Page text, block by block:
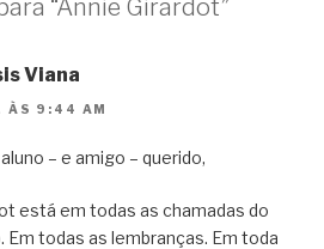
“Annie Girardot”
Viana
9:44 AM
– e amigo – querido,
está em todas as chamadas do
Em todas as lembranças. Em toda